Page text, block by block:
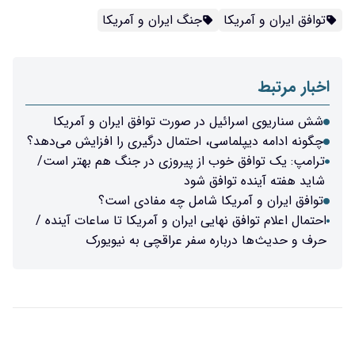
جنگ ایران و آمریکا
در صورت توافق ایران و آمریکا
احتمال درگیری را افزایش می‌دهد؟
از پیروزی در جنگ هم بهتر است/
شود
شامل چه مفادی است؟
ایران و آمریکا تا ساعات آینده /
سفر عراقچی به نیویورک